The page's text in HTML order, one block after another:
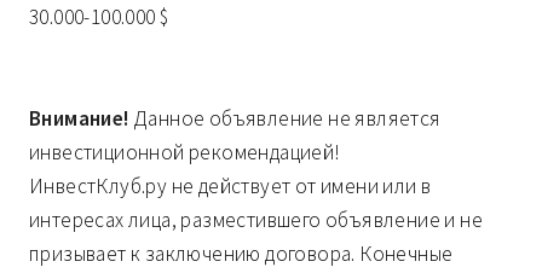
30.000-100.000 $
Внимание! Данное объявление не является
инвестиционной рекомендацией!
ИнвестКлуб.ру не действует от имени или в
интересах лица, разместившего объявление и не
призывает к заключению договора. Конечные